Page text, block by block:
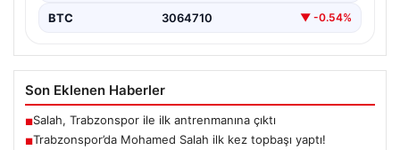
BTC 3064710 ▼ -0.54%
Son Eklenen Haberler
■Salah, Trabzonspor ile ilk antrenmanına çıktı
■Trabzonspor’da Mohamed Salah ilk kez topbaşı yaptı!